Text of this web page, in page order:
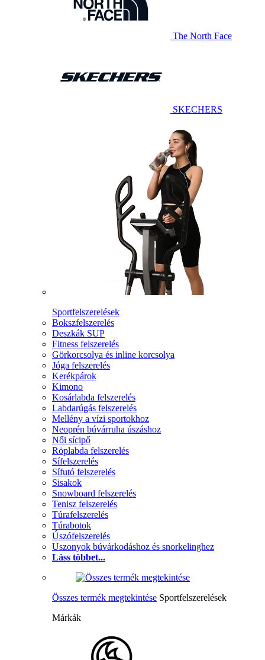
The North Face
SKECHERS
Sportfelszerelések
Bokszfelszerelés
Deszkák SUP
Fitness felszerelés
Görkorcsolya és inline korcsolya
Jóga felszerelés
Kerékpárok
Kimono
Kosárlabda felszerelés
Labdarúgás felszerelés
Mellény a vízi sportokhoz
Neoprén búvárruha úszáshoz
Női sícipő
Röplabda felszerelés
Sífelszerelés
Sífutó felszerelés
Sisakok
Snowboard felszerelés
Tenisz felszerelés
Túrafelszerelés
Túrabotok
Úszófelszerelés
Uszonyok búvárkodáshoz és snorkelinghez
Láss többet...
Összes termék megtekintése Sportfelszerelések
Márkák